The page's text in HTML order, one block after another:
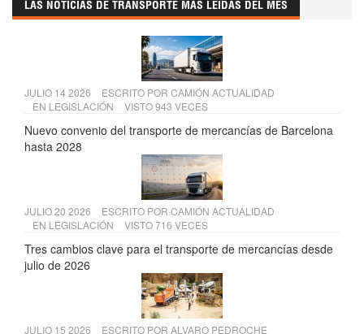
LAS NOTICIAS DE TRANSPORTE MÁS LEÍDAS DEL MES
JULIO 14 2026 ESCRITO POR CAMIÓN ACTUALIDAD
EN LEGISLACIÓN VISTO 943 VECES
Nuevo convenio del transporte de mercancías de Barcelona
hasta 2028
JULIO 20 2026 ESCRITO POR CAMIÓN ACTUALIDAD
EN LEGISLACIÓN VISTO 716 VECES
Tres cambios clave para el transporte de mercancías desde
julio de 2026
JULIO 15 2026 ESCRITO POR ALVARO PEDROCHE